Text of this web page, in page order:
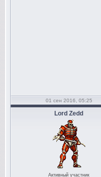
01 сен 2016, 05:25
Lord Zedd
Активный участник